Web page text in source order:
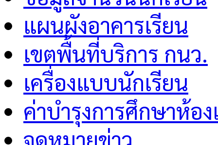
แผนผังอาคารเรียน
เขตพื้นที่บริการ กนว.
เครื่องแบบนักเรียน
ค่าบำรุงการศึกษาห้อ